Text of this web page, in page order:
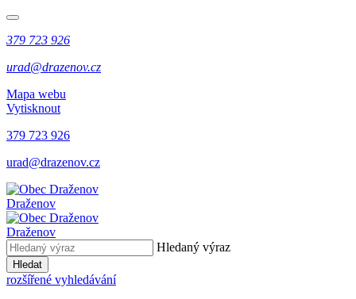
379 723 926
urad@drazenov.cz
Mapa webu
Vytisknout
379 723 926
urad@drazenov.cz
Draženov
Draženov
Hledaný výraz
Hledat
rozšířené vyhledávání